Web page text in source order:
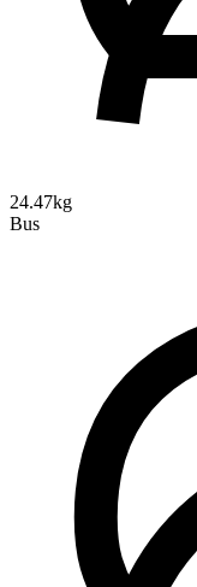
24.47kg
Bus